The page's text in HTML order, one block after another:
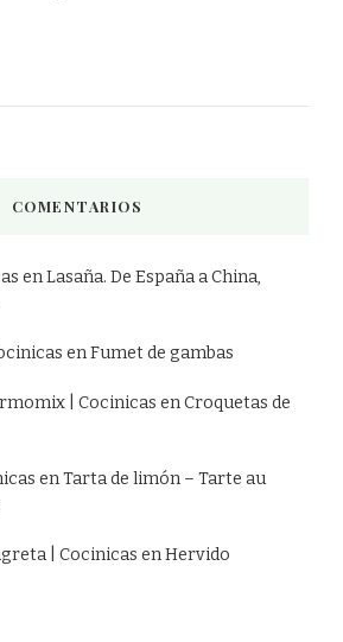
COMENTARIOS
enLasaña. De España a China,
enFumet de gambas
| Cocinicas enCroquetas de
enTarta de limón – Tarte au
| Cocinicas enHervido